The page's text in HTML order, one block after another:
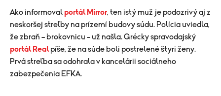
Ako informoval portál Mirror, ten istý muž je podozrivý aj z
neskoršej streľby na prízemí budovy súdu. Polícia uviedla,
že zbraň – brokovnicu – už našla. Grécky spravodajský
portál Realpíše, že na súde boli postrelené štyri ženy.
Prvá streľba sa odohrala v kancelárii sociálneho
zabezpečenia EFKA.